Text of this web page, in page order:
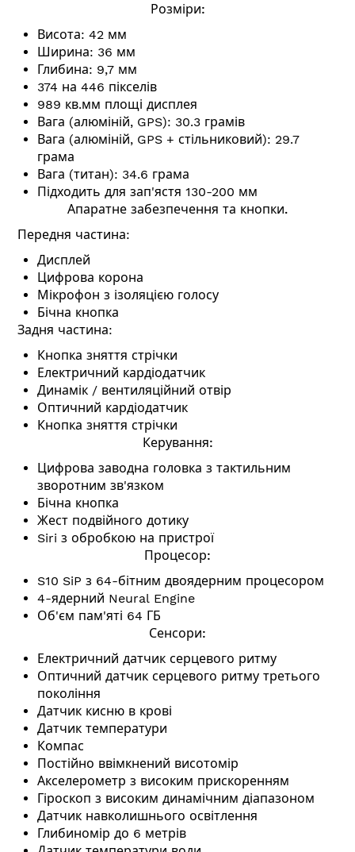
Розміри:
Висота: 42 мм
Ширина: 36 мм
Глибина: 9,7 мм
374 на 446 пікселів
989 кв.мм площі дисплея
Вага (алюміній, GPS): 30.3 грамів
Вага (алюміній, GPS + стільниковий): 29.7
грама
Вага (титан): 34.6 грама
Підходить для зап'ястя 130-200 мм
Апаратне забезпечення та кнопки.
Передня частина:
Дисплей
Цифрова корона
Мікрофон з ізоляцією голосу
Бічна кнопка
Задня частина:
Кнопка зняття стрічки
Електричний кардіодатчик
Динамік / вентиляційний отвір
Оптичний кардіодатчик
Кнопка зняття стрічки
Керування:
Цифрова заводна головка з тактильним
зворотним зв'язком
Бічна кнопка
Жест подвійного дотику
Siri з обробкою на пристрої
Процесор:
S10 SiP з 64-бітним двоядерним процесором
4-ядерний Neural Engine
Об'єм пам'яті 64 ГБ
Сенсори:
Електричний датчик серцевого ритму
Оптичний датчик серцевого ритму третього
покоління
Датчик кисню в крові
Датчик температури
Компас
Постійно ввімкнений висотомір
Акселерометр з високим прискоренням
Гіроскоп з високим динамічним діапазоном
Датчик навколишнього освітлення
Глибиномір до 6 метрів